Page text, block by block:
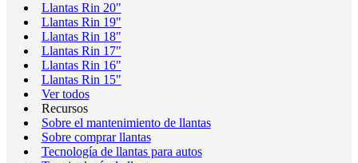
Llantas Rin 20"
Llantas Rin 19"
Llantas Rin 18"
Llantas Rin 17"
Llantas Rin 16"
Llantas Rin 15"
Ver todos
Recursos
Sobre el mantenimiento de llantas
Sobre comprar llantas
Tecnología de llantas para autos